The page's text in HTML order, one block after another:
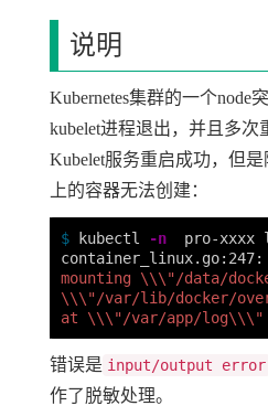
说明
Kubernetes集群的一个node
kubelet进程退出，并且多
Kubelet服务重启成功，但
上的容器无法创建：
$ kubectl -n
pro-xxxx
mounting \\\"/data/
\\\"/var/lib/docker/
at \\\"/var/app/log\\\"
错误是 input/output error
作了脱敏处理。